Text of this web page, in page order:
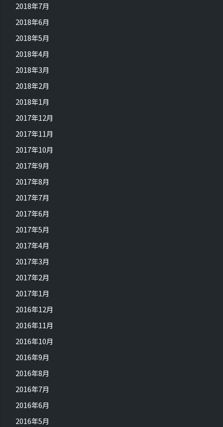
2018年7月
2018年6月
2018年5月
2018年4月
2018年3月
2018年2月
2018年1月
2017年12月
2017年11月
2017年10月
2017年9月
2017年8月
2017年7月
2017年6月
2017年5月
2017年4月
2017年3月
2017年2月
2017年1月
2016年12月
2016年11月
2016年10月
2016年9月
2016年8月
2016年7月
2016年6月
2016年5月